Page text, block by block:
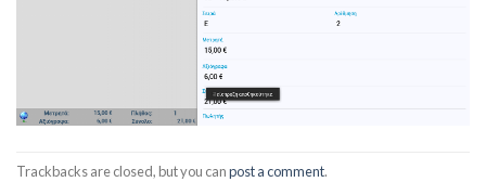
Trackbacks are closed, but you canpost a comment.